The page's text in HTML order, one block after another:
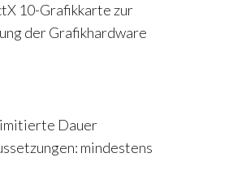
10-Grafikkarte zur
der Grafikhardware
Dauer
mindestens